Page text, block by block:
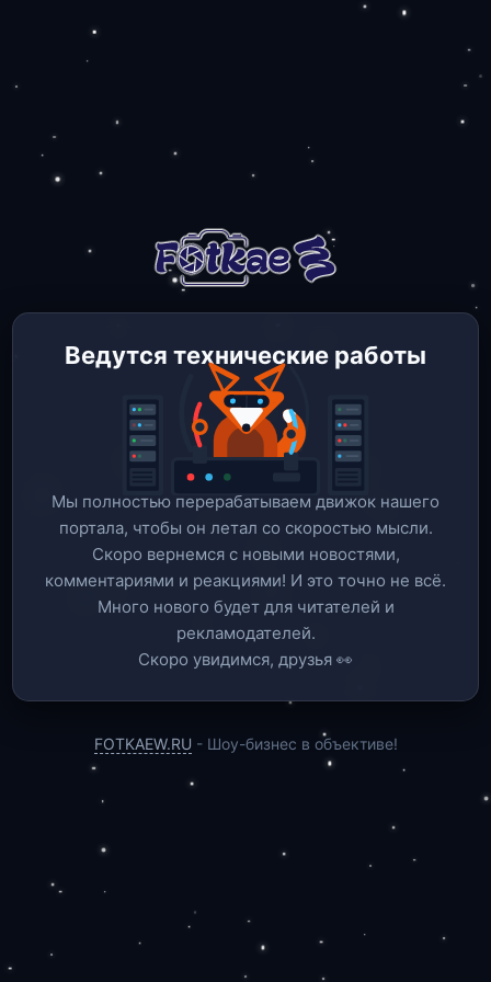
Ведутся технические работы
Мы полностью перерабатываем движок нашего
портала, чтобы он летал со скоростью мысли.
Скоро вернемся c новыми новостями,
комментариями и реакциями! И это точно не всё.
Много нового будет для читателей и
рекламодателей.
Скоро увидимся, друзья 👀
FOTKAEW.RU - Шоу-бизнес в объективе!